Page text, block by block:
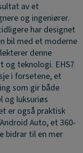
av et
og ingeniører.
har designet
bil med et moderne
denne
og teknologi. EHS7
i forsetene, et
som gir både
og luksuriøs
er også praktisk
Auto, et 360-
bidrar til en mer